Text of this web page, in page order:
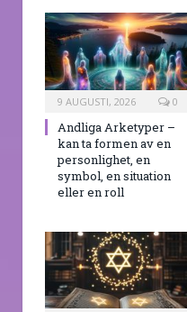
9 AUGUSTI, 2026 0
Andliga Arketyper –
kan ta formen av en
personlighet, en
symbol, en situation
eller en roll